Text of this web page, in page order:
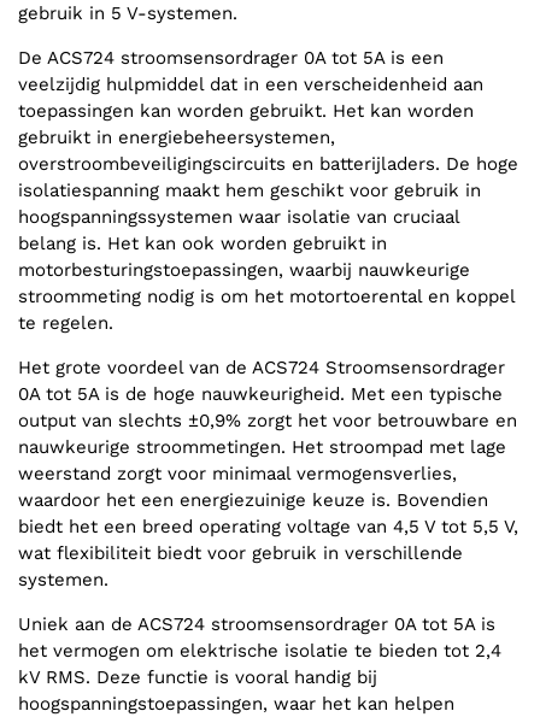
gebruik in 5 V-systemen.
De ACS724 stroomsensordrager 0A tot 5A is een
veelzijdig hulpmiddel dat in een verscheidenheid aan
toepassingen kan worden gebruikt. Het kan worden
gebruikt in energiebeheersystemen,
overstroombeveiligingscircuits en batterijladers. De hoge
isolatiespanning maakt hem geschikt voor gebruik in
hoogspanningssystemen waar isolatie van cruciaal
belang is. Het kan ook worden gebruikt in
motorbesturingstoepassingen, waarbij nauwkeurige
stroommeting nodig is om het motortoerental en koppel
te regelen.
Het grote voordeel van de ACS724 Stroomsensordrager
0A tot 5A is de hoge nauwkeurigheid. Met een typische
output van slechts ±0,9% zorgt het voor betrouwbare en
nauwkeurige stroommetingen. Het stroompad met lage
weerstand zorgt voor minimaal vermogensverlies,
waardoor het een energiezuinige keuze is. Bovendien
biedt het een breed operating voltage van 4,5 V tot 5,5 V,
wat flexibiliteit biedt voor gebruik in verschillende
systemen.
Uniek aan de ACS724 stroomsensordrager 0A tot 5A is
het vermogen om elektrische isolatie te bieden tot 2,4
kV RMS. Deze functie is vooral handig bij
hoogspanningstoepassingen, waar het kan helpen